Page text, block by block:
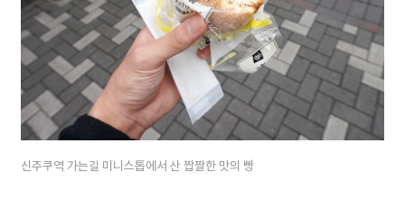
신주쿠역 가는길 미니스톱에서 산 짭짤한 맛의 빵